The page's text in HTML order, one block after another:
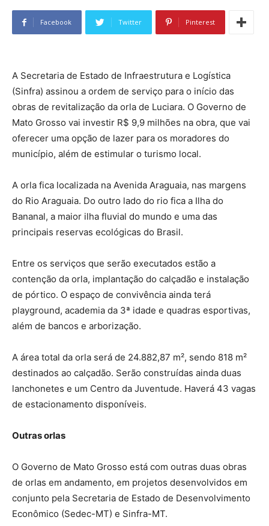
Facebook Twitter Pinterest
A Secretaria de Estado de Infraestrutura e Logística
(Sinfra) assinou a ordem de serviço para o início das
obras de revitalização da orla de Luciara. O Governo de
Mato Grosso vai investir R$ 9,9 milhões na obra, que vai
oferecer uma opção de lazer para os moradores do
município, além de estimular o turismo local.
A orla fica localizada na Avenida Araguaia, nas margens
do Rio Araguaia. Do outro lado do rio fica a Ilha do
Bananal, a maior ilha fluvial do mundo e uma das
principais reservas ecológicas do Brasil.
Entre os serviços que serão executados estão a
contenção da orla, implantação do calçadão e instalação
de pórtico. O espaço de convivência ainda terá
playground, academia da 3ª idade e quadras esportivas,
além de bancos e arborização.
A área total da orla será de 24.882,87 m², sendo 818 m²
destinados ao calçadão. Serão construídas ainda duas
lanchonetes e um Centro da Juventude. Haverá 43 vagas
de estacionamento disponíveis.
Outras orlas
O Governo de Mato Grosso está com outras duas obras
de orlas em andamento, em projetos desenvolvidos em
conjunto pela Secretaria de Estado de Desenvolvimento
Econômico (Sedec-MT) e Sinfra-MT.